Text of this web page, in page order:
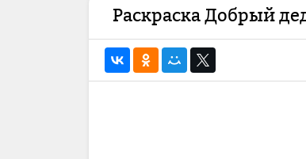
Раскраска Добрый